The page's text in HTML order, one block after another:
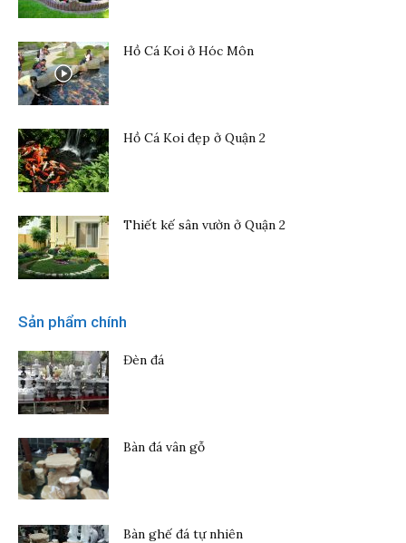
Hồ Cá Koi ở Hóc Môn
Hồ Cá Koi đẹp ở Quận 2
Thiết kế sân vườn ở Quận 2
Sản phẩm chính
Đèn đá
Bàn đá vân gỗ
Bàn ghế đá tự nhiên